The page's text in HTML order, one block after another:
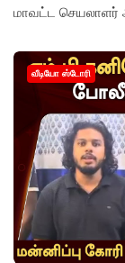
மாவட்ட செயலாளர்
வீடியோ ஸ்டோரி